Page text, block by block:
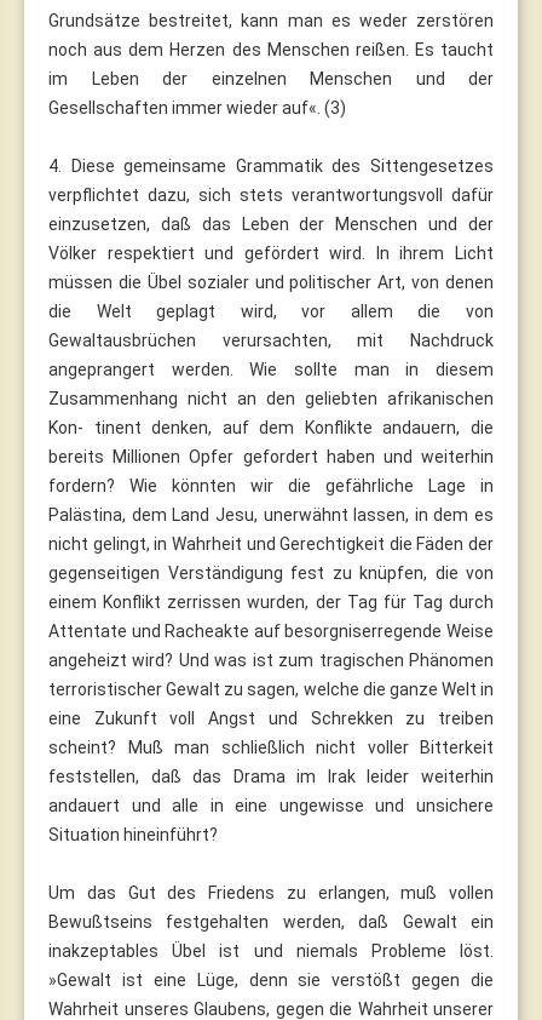
Grundsätze bestreitet, kann man es weder zerstören
noch aus dem Herzen des Menschen reißen. Es taucht
im Leben der einzelnen Menschen und der
Gesellschaften immer wieder auf«. (3)
4. Diese gemeinsame Grammatik des Sittengesetzes
verpflichtet dazu, sich stets verantwortungsvoll dafür
einzusetzen, daß das Leben der Menschen und der
Völker respektiert und gefördert wird. In ihrem Licht
müssen die Übel sozialer und politischer Art, von denen
die Welt geplagt wird, vor allem die von
Gewaltausbrüchen verursachten, mit Nachdruck
angeprangert werden. Wie sollte man in diesem
Zusammenhang nicht an den geliebten afrikanischen
Kon- tinent denken, auf dem Konflikte andauern, die
bereits Millionen Opfer gefordert haben und weiterhin
fordern? Wie könnten wir die gefährliche Lage in
Palästina, dem Land Jesu, unerwähnt lassen, in dem es
nicht gelingt, in Wahrheit und Gerechtigkeit die Fäden der
gegenseitigen Verständigung fest zu knüpfen, die von
einem Konflikt zerrissen wurden, der Tag für Tag durch
Attentate und Racheakte auf besorgniserregende Weise
angeheizt wird? Und was ist zum tragischen Phänomen
terroristischer Gewalt zu sagen, welche die ganze Welt in
eine Zukunft voll Angst und Schrekken zu treiben
scheint? Muß man schließlich nicht voller Bitterkeit
feststellen, daß das Drama im Irak leider weiterhin
andauert und alle in eine ungewisse und unsichere
Situation hineinführt?
Um das Gut des Friedens zu erlangen, muß vollen
Bewußtseins festgehalten werden, daß Gewalt ein
inakzeptables Übel ist und niemals Probleme löst.
»Gewalt ist eine Lüge, denn sie verstößt gegen die
Wahrheit unseres Glaubens, gegen die Wahrheit unserer